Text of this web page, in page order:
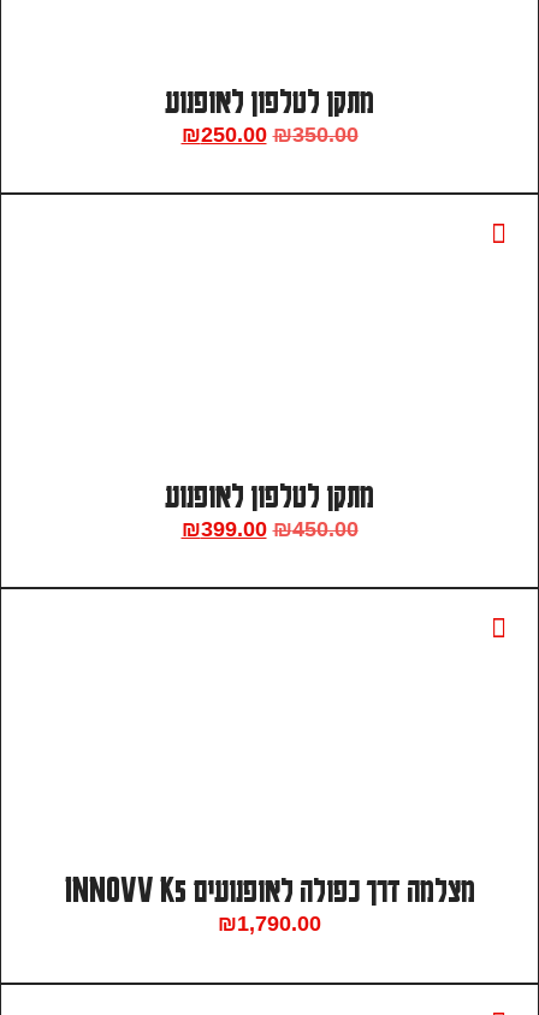
מתקן לטלפון לאופנוע
₪350.00
₪250.00
מתקן לטלפון לאופנוע
₪450.00
₪399.00
מצלמה דרך כפולה לאופנועים INNOVV K5
₪1,790.00